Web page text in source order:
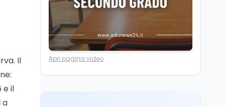
Il
e il
a
Posizioni economiche
con arretrati fino a
4.150 euro
Cultura6 ago
Francesco Guccini si è
Apri pagina video